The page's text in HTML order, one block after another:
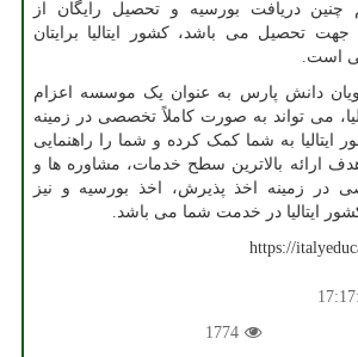
چنین دریافت بورسیه و تحصیل رایگان از
تحصیل می باشد، کشور ایتالیا برایتان
است.
دانش پارس به عنوان یک موسسه اعزام
می تواند به صورت کاملاً تخصصی در زمینه
ایتالیا به شما کمک کرده و شما را راهنمایی
ارائه بالاترین سطح خدمات، مشاوره ها و
در زمینه اخذ پذیرش، اخذ بورسیه و نیز
ایتالیا در خدمت شما می باشد.
https://
1774